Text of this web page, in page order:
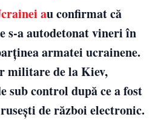
au confirmat că
s-a autodetonat vineri în
armatei ucrainene.
de la Kiev,
sub control după ce a fost
de război electronic.